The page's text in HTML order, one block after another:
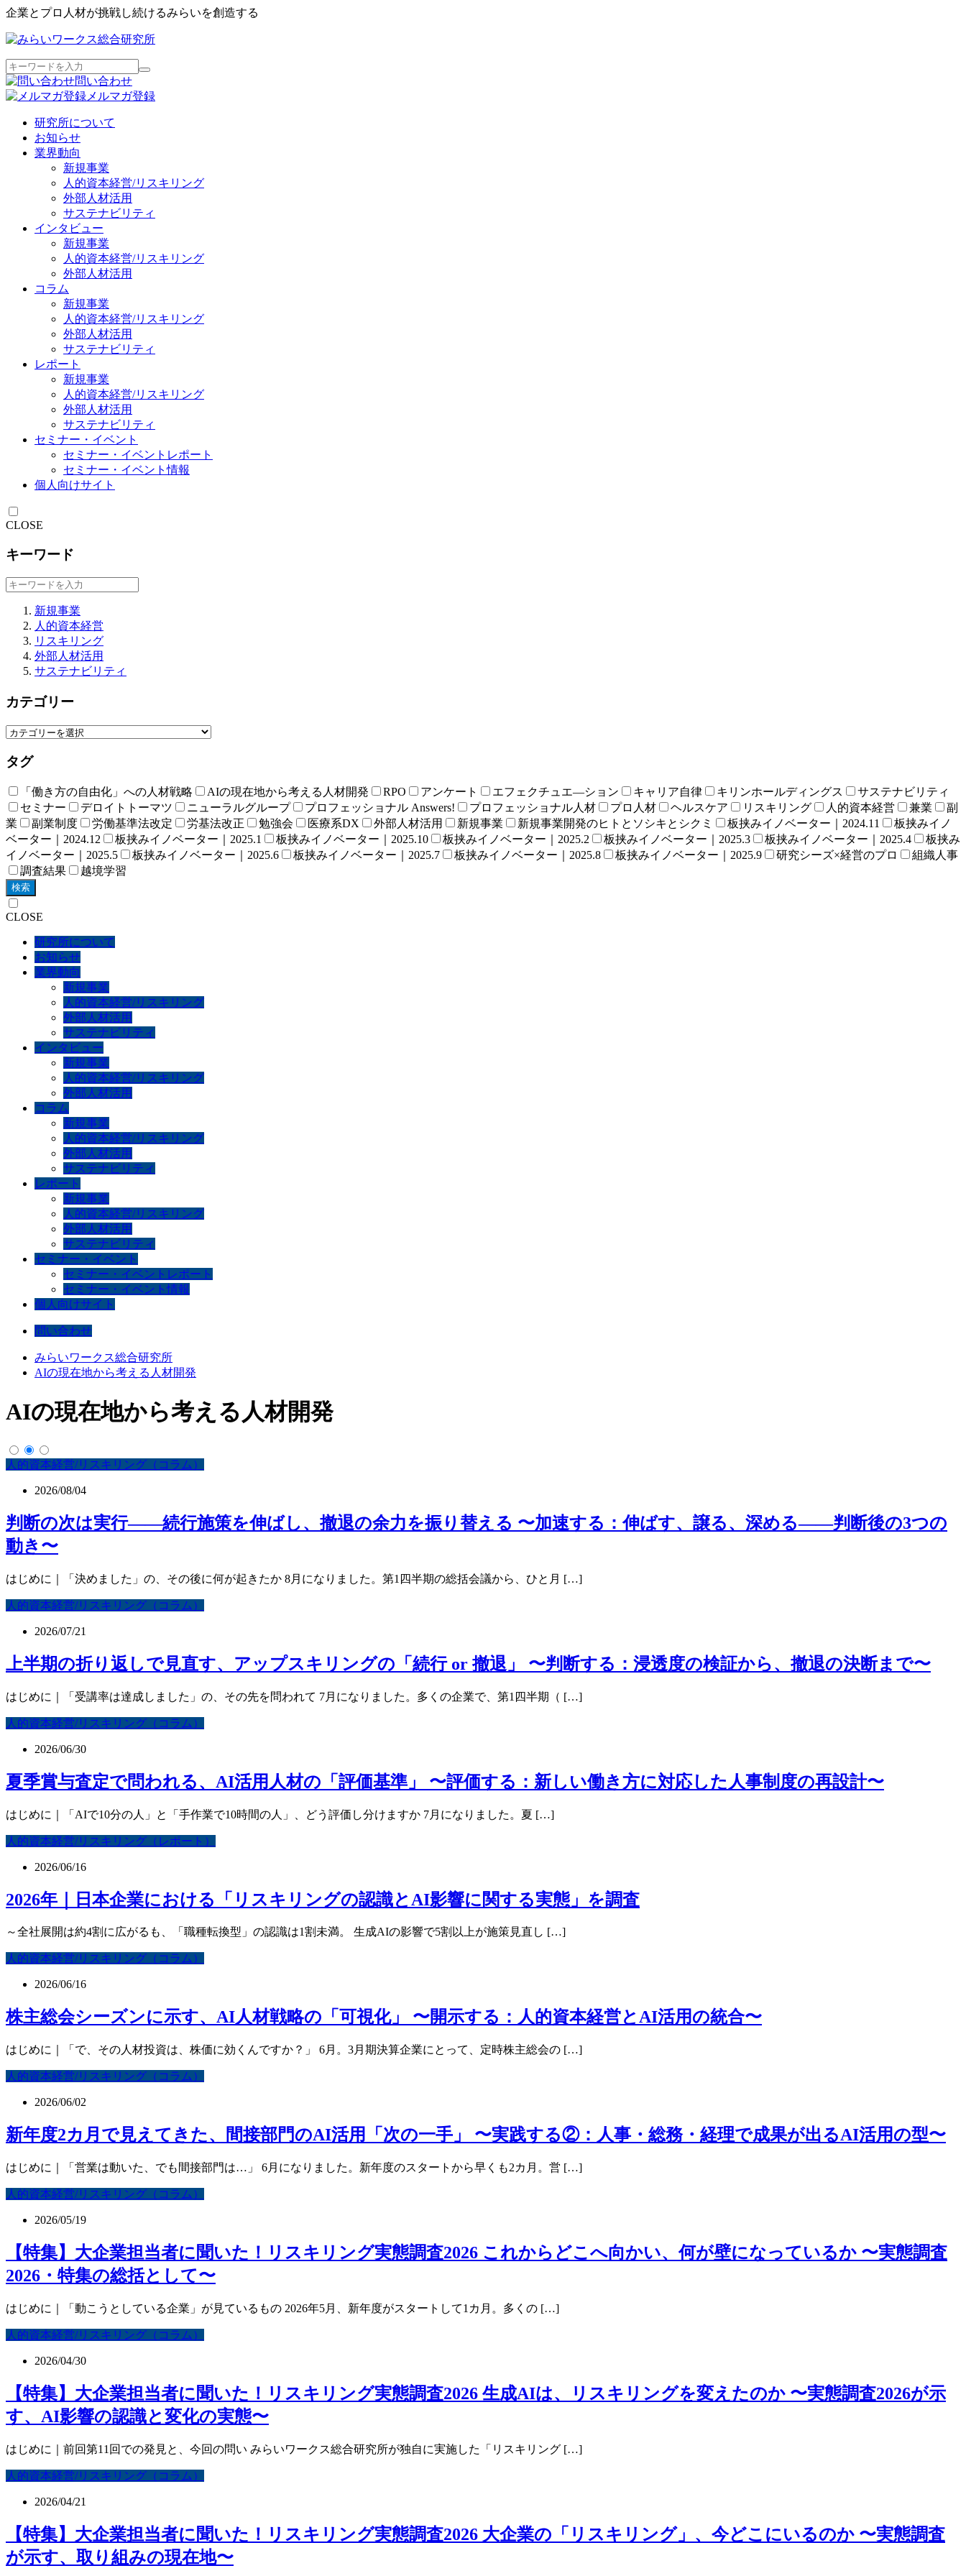
企業とプロ人材が挑戦し続けるみらいを創造する
問い合わせ
メルマガ登録
研究所について
お知らせ
業界動向
新規事業
人的資本経営/リスキリング
外部人材活用
サステナビリティ
インタビュー
新規事業
人的資本経営/リスキリング
外部人材活用
コラム
新規事業
人的資本経営/リスキリング
外部人材活用
サステナビリティ
レポート
新規事業
人的資本経営/リスキリング
外部人材活用
サステナビリティ
セミナー・イベント
セミナー・イベントレポート
セミナー・イベント情報
個人向けサイト
CLOSE
キーワード
新規事業
人的資本経営
リスキリング
外部人材活用
サステナビリティ
カテゴリー
タグ
「働き方の自由化」への人材戦略 AIの現在地から考える人材開発 RPO アンケート エフェクチュエ―ション キャリア自律 キリンホールディングス
サステナビリティ
セミナー
デロイトトーマツ ニューラルグループ プロフェッショナル Answers! プロフェッショナル人材 プロ人材 ヘルスケア リスキリング 人的資本経営 兼業
副
業
副業制度 労働基準法改定 労基法改正 勉強会 医療系DX 外部人材活用 新規事業 新規事業開発のヒトとソシキとシクミ 板挟みイノベーター｜2024.11
板挟みイノ
ベーター｜2024.12
板挟みイノベーター｜2025.1 板挟みイノベーター｜2025.10 板挟みイノベーター｜2025.2 板挟みイノベーター｜2025.3 板挟みイノベーター｜2025.4
板挟み
イノベーター｜2025.5
板挟みイノベーター｜2025.6 板挟みイノベーター｜2025.7 板挟みイノベーター｜2025.8 板挟みイノベーター｜2025.9 研究シーズ×経営のプロ
組織人事
調査結果
越境学習
検索
CLOSE
研究所について
お知らせ
業界動向
新規事業
人的資本経営/リスキリング
外部人材活用
サステナビリティ
インタビュー
新規事業
人的資本経営/リスキリング
外部人材活用
コラム
新規事業
人的資本経営/リスキリング
外部人材活用
サステナビリティ
レポート
新規事業
人的資本経営/リスキリング
外部人材活用
サステナビリティ
セミナー・イベント
セミナー・イベントレポート
セミナー・イベント情報
個人向けサイト
問い合わせ
みらいワークス総合研究所
AIの現在地から考える人材開発
AIの現在地から考える人材開発
人的資本経営/リスキリング（コラム）
2026/08/04
判断の次は実行——続行施策を伸ばし、撤退の余力を振り替える 〜加速する：伸ばす、譲る、深める——判断後の3つの
動き〜
はじめに｜「決めました」の、その後に何が起きたか 8月になりました。第1四半期の総括会議から、ひと月 […]
人的資本経営/リスキリング（コラム）
2026/07/21
上半期の折り返しで見直す、アップスキリングの「続行 or 撤退」 〜判断する：浸透度の検証から、撤退の決断まで〜
はじめに｜「受講率は達成しました」の、その先を問われて 7月になりました。多くの企業で、第1四半期（ […]
人的資本経営/リスキリング（コラム）
2026/06/30
夏季賞与査定で問われる、AI活用人材の「評価基準」 〜評価する：新しい働き方に対応した人事制度の再設計〜
はじめに｜「AIで10分の人」と「手作業で10時間の人」、どう評価し分けますか 7月になりました。夏 […]
人的資本経営/リスキリング（レポート）
2026/06/16
2026年｜日本企業における「リスキリングの認識とAI影響に関する実態」を調査
～全社展開は約4割に広がるも、「職種転換型」の認識は1割未満。 生成AIの影響で5割以上が施策見直し […]
人的資本経営/リスキリング（コラム）
2026/06/16
株主総会シーズンに示す、AI人材戦略の「可視化」 〜開示する：人的資本経営とAI活用の統合〜
はじめに｜「で、その人材投資は、株価に効くんですか？」 6月。3月期決算企業にとって、定時株主総会の […]
人的資本経営/リスキリング（コラム）
2026/06/02
新年度2カ月で見えてきた、間接部門のAI活用「次の一手」 〜実践する②：人事・総務・経理で成果が出るAI活用の型〜
はじめに｜「営業は動いた、でも間接部門は…」 6月になりました。新年度のスタートから早くも2カ月。営 […]
人的資本経営/リスキリング（コラム）
2026/05/19
【特集】大企業担当者に聞いた！リスキリング実態調査2026 これからどこへ向かい、何が壁になっているか 〜実態調査
2026・特集の総括として〜
はじめに｜「動こうとしている企業」が見ているもの 2026年5月、新年度がスタートして1カ月。多くの […]
人的資本経営/リスキリング（コラム）
2026/04/30
【特集】大企業担当者に聞いた！リスキリング実態調査2026 生成AIは、リスキリングを変えたのか 〜実態調査2026が示
す、AI影響の認識と変化の実態〜
はじめに｜前回第11回での発見と、今回の問い みらいワークス総合研究所が独自に実施した「リスキリング […]
人的資本経営/リスキリング（コラム）
2026/04/21
【特集】大企業担当者に聞いた！リスキリング実態調査2026 大企業の「リスキリング」、今どこにいるのか 〜実態調査
が示す、取り組みの現在地〜